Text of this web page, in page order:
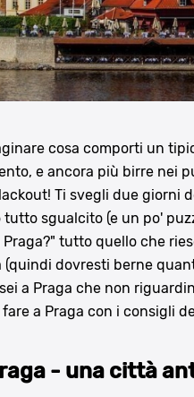
cosa comporti un
e ancora più birre nei
Ti svegli due giorni
sgualcito (e un po'
tutto quello che
dovresti berne
a Praga che non
a Praga con i consigli
- una città